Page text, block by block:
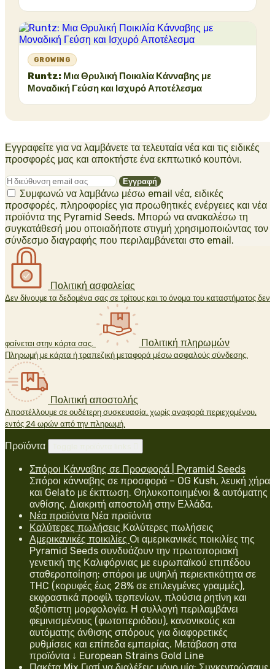
GROWING
Runtz: Μια Θρυλική Ποικιλία Κάνναβης με
Μοναδική Γεύση και Ισχυρό Αποτέλεσμα
Εγγραφείτε για να λαμβάνετε τα τελευταία νέα και τις ειδικές
προσφορές μας και αποκτήστε ένα εκπτωτικό κουπόνι.
Συμφωνώ να λαμβάνω μέσω email νέα, ειδικές
προσφορές, πληροφορίες για προωθητικές ενέργειες και νέα
προϊόντα της Pyramid Seeds. Μπορώ να ανακαλέσω τη
συγκατάθεσή μου οποιαδήποτε στιγμή χρησιμοποιώντας τον
σύνδεσμο διαγραφής που περιλαμβάνεται στο email.
Πολιτική ασφαλείας
Δεν δίνουμε τα δεδομένα σας σε τρίτους και το όνομα του καταστήματος δεν
φαίνεται στην κάρτα σας. Πολιτική πληρωμών
Πληρωμή με κάρτα ή τραπεζική μεταφορά μέσω ασφαλούς σύνδεσης.
Πολιτική αποστολής
Αποστέλλουμε σε ουδέτερη συσκευασία, χωρίς αναφορά περιεχομένου,
εντός 24 ωρών από την πληρωμή.
Προϊόντα
Σπόροι Κάνναβης σε Προσφορά | Pyramid Seeds
Σπόροι κάνναβης σε προσφορά – OG Kush, λευκή χήρα
και Gelato με έκπτωση. Θηλυκοποιημένοι & αυτόματης
ανθίσης. Διακριτή αποστολή στην Ελλάδα.
Νέα προϊόντα Νέα προϊόντα
Καλύτερες πωλήσεις Καλύτερες πωλήσεις
Αμερικανικές ποικιλίες Οι αμερικανικές ποικιλίες της
Pyramid Seeds συνδυάζουν την πρωτοποριακή
γενετική της Καλιφόρνιας με ευρωπαϊκού επιπέδου
σταθεροποίηση: σπόροι με υψηλή περιεκτικότητα σε
THC (κορυφές έως 28% σε επιλεγμένες γραμμές),
εκφραστικά προφίλ τερπενίων, πλούσια ρητίνη και
αξιόπιστη μορφολογία. Η συλλογή περιλαμβάνει
φεμινισμένους (φωτοπεριόδου), κανονικούς και
αυτόματης άνθισης σπόρους για διαφορετικές
ρυθμίσεις και επίπεδα εμπειρίας. Μετάβαση στα
προϊόντα ↓ European Strains Gold Line